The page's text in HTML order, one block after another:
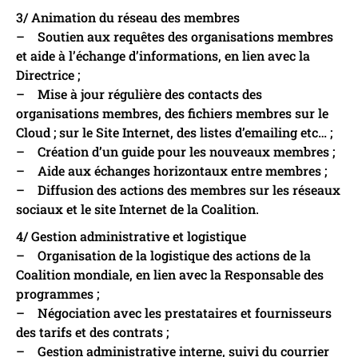
3/ Animation du réseau des membres
– Soutien aux requêtes des organisations membres
et aide à l’échange d’informations, en lien avec la
Directrice ;
– Mise à jour régulière des contacts des
organisations membres, des fichiers membres sur le
Cloud ; sur le Site Internet, des listes d’emailing etc… ;
– Création d’un guide pour les nouveaux membres ;
– Aide aux échanges horizontaux entre membres ;
– Diffusion des actions des membres sur les réseaux
sociaux et le site Internet de la Coalition.
4/ Gestion administrative et logistique
– Organisation de la logistique des actions de la
Coalition mondiale, en lien avec la Responsable des
programmes ;
– Négociation avec les prestataires et fournisseurs
des tarifs et des contrats ;
– Gestion administrative interne, suivi du courrier